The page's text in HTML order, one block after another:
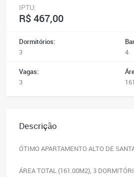
IPTU:
R$ 467,00
Dormitórios:
3
4
Vagas:
3
Descrição
ÓTIMO APARTAMENTO ALTO DE
ÁREA TOTAL (161.00M2), 3